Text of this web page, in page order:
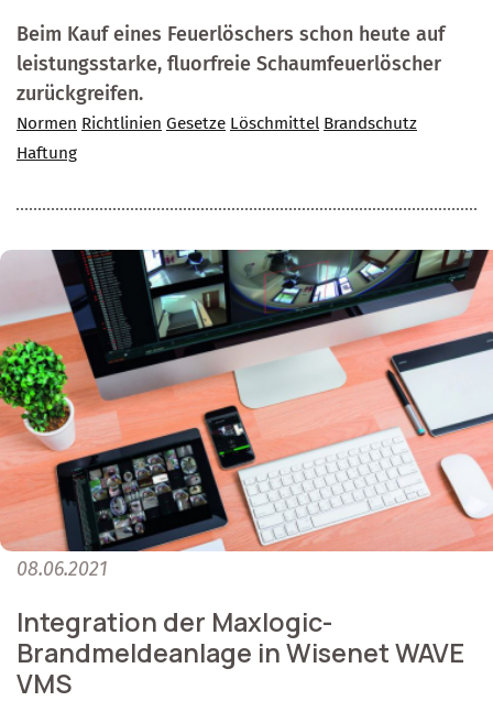
Beim Kauf eines Feuerlöschers schon heute auf
leistungsstarke, fluorfreie Schaumfeuerlöscher
zurückgreifen.
Normen Richtlinien Gesetze Löschmittel Brandschutz
Haftung
08.06.2021
Integration der Maxlogic-
Brandmeldeanlage in Wisenet WAVE
VMS